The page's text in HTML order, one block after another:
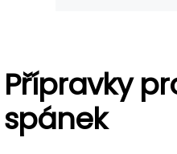
Přípravky
spánek